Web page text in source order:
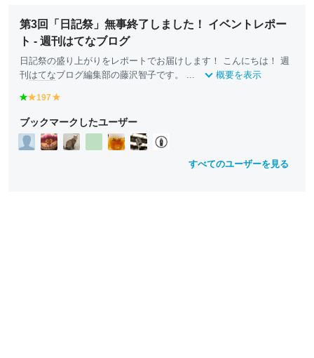
第3回「日記祭」無事終了しました！ イベントレポー
ト - 週刊はてなブログ
日記祭の盛り上がりをレポートでお届けします！ こんにちは！ 週
刊 はてなブログ編集部の藤沢智子です。 ... 概要を表示
g
e
e
n
y
ll
o
w
197
ll
o
w
ブックマークしたユーザー
すべてのユーザーを見る